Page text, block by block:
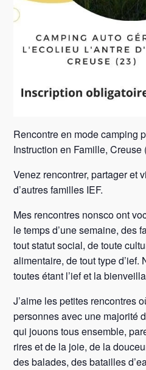
Rencontre en mode camping
Instruction en Famille, Creuse
Venez rencontrer, partager et
d’autres familles IEF.
Mes rencontres nonsco ont
le temps d’une semaine, des
tout statut social, de toute
alimentaire, de tout type d’ief.
toutes étant l’ief et la
J’aime les petites rencontres
personnes avec une majorité
qui jouons tous ensemble,
rires et de la joie, de la
des balades, des batailles